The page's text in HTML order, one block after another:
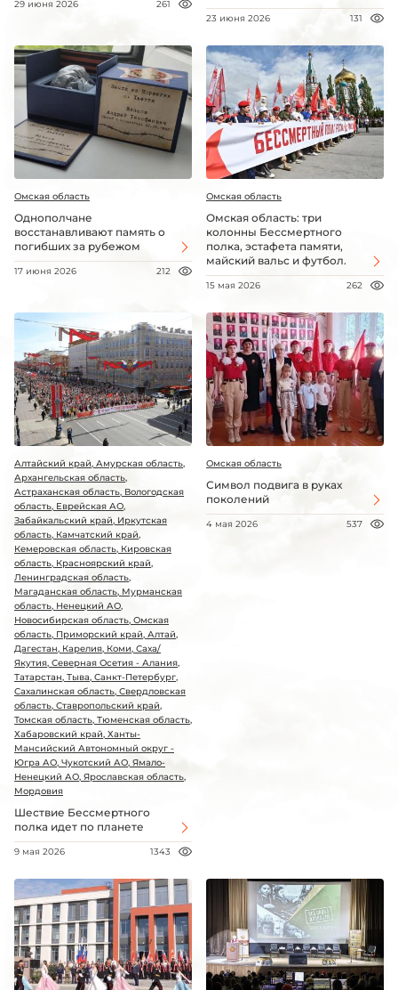
29 июня 2026
261
23 июня 2026
131
Омская область
Однополчане
восстанавливают память о
погибших за рубежом
17 июня 2026 212
Омская область
Омская область: три
колонны Бессмертного
полка, эстафета памяти,
майский вальс и футбол.
15 мая 2026 262
Алтайский край, Амурская область,
Архангельская область,
Астраханская область, Вологодская
область, Еврейская АО,
Забайкальский край, Иркутская
область, Камчатский край,
Кемеровская область, Кировская
область, Красноярский край,
Ленинградская область,
Магаданская область, Мурманская
область, Ненецкий АО,
Новосибирская область, Омская
область, Приморский край, Алтай,
Дагестан, Карелия, Коми, Саха/
Якутия, Северная Осетия - Алания,
Татарстан, Тыва, Санкт-Петербург,
Сахалинская область, Свердловская
область, Ставропольский край,
Томская область, Тюменская область,
Хабаровский край, Ханты-
Мансийский Автономный округ -
Югра АО, Чукотский АО, Ямало-
Ненецкий АО, Ярославская область,
Мордовия
Шествие Бессмертного
полка идет по планете
9 мая 2026 1343
Омская область
Символ подвига в руках
поколений
4 мая 2026 537